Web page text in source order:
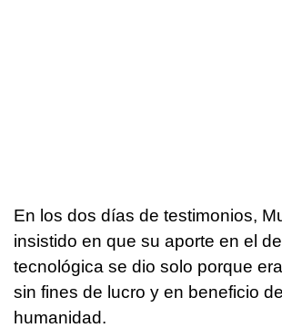
En los dos días de testimonios,
insistido en que su aporte en el
tecnológica se dio solo porque
sin fines de lucro y en beneficio
humanidad.